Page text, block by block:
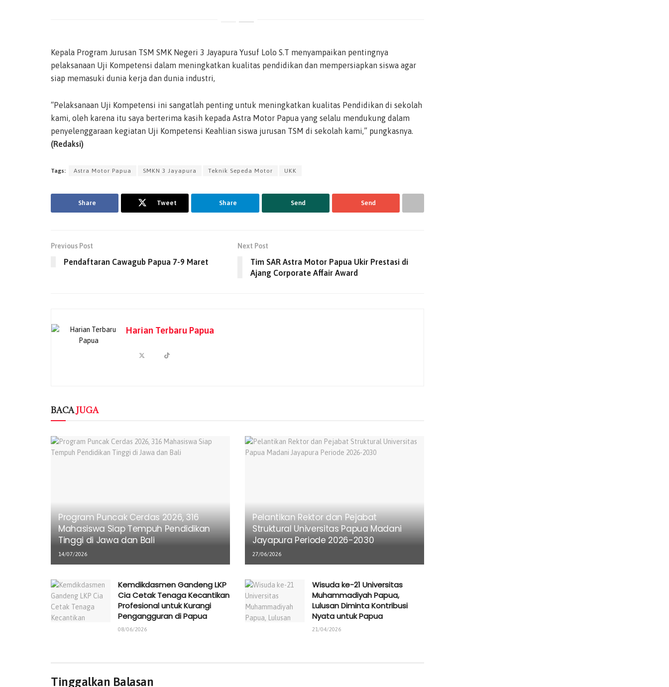
Kepala Program Jurusan TSM SMK Negeri 3 Jayapura Yusuf Lolo S.T menyampaikan pentingnya
pelaksanaan Uji Kompetensi dalam meningkatkan kualitas pendidikan dan mempersiapkan siswa agar
siap memasuki dunia kerja dan dunia industri,
“Pelaksanaan Uji Kompetensi ini sangatlah penting untuk meningkatkan kualitas Pendidikan di sekolah
kami, oleh karena itu saya berterima kasih kepada Astra Motor Papua yang selalu mendukung dalam
penyelenggaraan kegiatan Uji Kompetensi Keahlian siswa jurusan TSM di sekolah kami,” pungkasnya.
(Redaksi)
Tags: Astra Motor Papua SMKN 3 Jayapura Teknik Sepeda Motor UKK
Share Tweet Share Send Send
Previous Post
Pendaftaran Cawagub Papua 7-9 Maret
Next Post
Tim SAR Astra Motor Papua Ukir Prestasi di
Ajang Corporate Affair Award
Harian Terbaru Papua
BACAJUGA
Program Puncak Cerdas 2026, 316
Mahasiswa Siap Tempuh Pendidikan
Tinggi di Jawa dan Bali
14/07/2026
Pelantikan Rektor dan Pejabat
Struktural Universitas Papua Madani
Jayapura Periode 2026-2030
27/06/2026
Kemdikdasmen Gandeng LKP
Cia Cetak Tenaga Kecantikan
Profesional untuk Kurangi
Pengangguran di Papua
08/06/2026
Wisuda ke-21 Universitas
Muhammadiyah Papua,
Lulusan Diminta Kontribusi
Nyata untuk Papua
21/04/2026
Tinggalkan Balasan